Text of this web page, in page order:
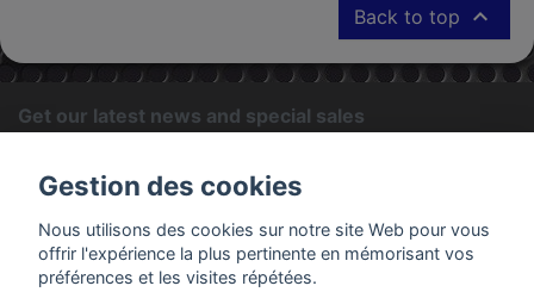
Back to top 
Get our latest news and special sales
find our contact info in the legal notice.
Gestion des cookies
Nous utilisons des cookies sur notre site Web pour vous
offrir l'expérience la plus pertinente en mémorisant vos
préférences et les visites répétées.